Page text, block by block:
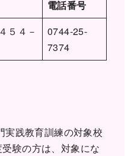
電話番号
５４－
0744-25-
7374
実践教育訓練の対象校
験の方は、対象にな